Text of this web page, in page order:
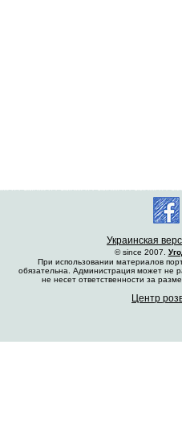
Украинская
© since 2007.
При использовании материалов
обязательна. Администрация может не
не несет ответственности за
Центр